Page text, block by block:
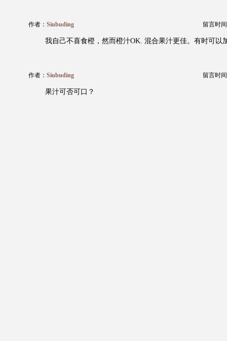
作者： Siubuding 留言时
我自己不喜食橙，然而橙汁OK. 混合果汁更佳。有时可以
作者： Siubuding 留言时
果汁可否可口？